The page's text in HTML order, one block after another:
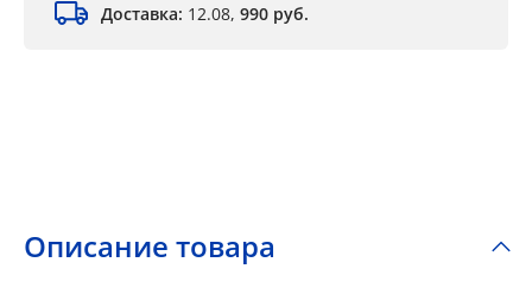
Доставка: 12.08, 990 руб.
Описание товара